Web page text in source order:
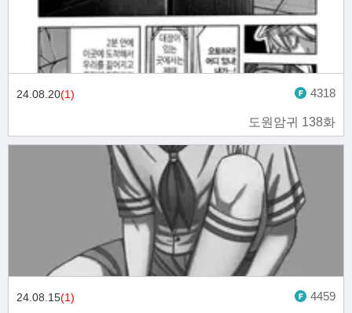
도원암귀 138화
24.08.20(1) 4318
24.08.15(1) 4459